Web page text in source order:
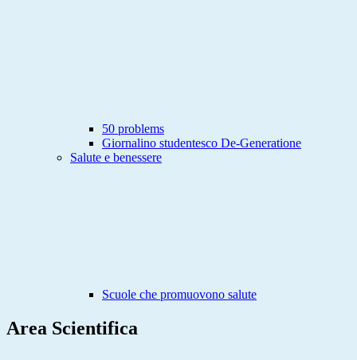
50 problems
Giornalino studentesco De-Generatione
Salute e benessere
Scuole che promuovono salute
Area Scientifica